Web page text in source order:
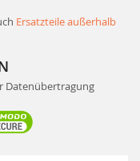
Ersatzteile außerhalb
Datenübertragung